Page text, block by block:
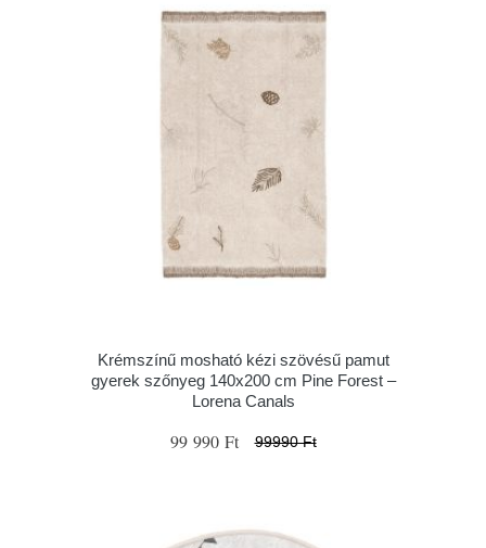
Krémszínű mosható kézi szövésű pamut
gyerek szőnyeg 140x200 cm Pine Forest –
Lorena Canals
99 990 Ft 99990 Ft